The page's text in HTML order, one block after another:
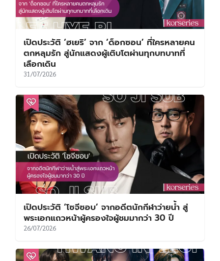
เปิดประวัติ ‘ฮเยริ’ จาก ‘ด็อกซอน’ ที่ใครหลายคน
ตกหลุมรัก สู่นักแสดงผู้เติบโตผ่านทุกบทบาทที่
เลือกเดิน
31/07/2026
เปิดประวัติ ‘โซจีซอบ’ จากอดีตนักกีฬาว่ายน้ำ สู่
พระเอกแถวหน้าผู้ครองใจผู้ชมมากว่า 30 ปี
26/07/2026